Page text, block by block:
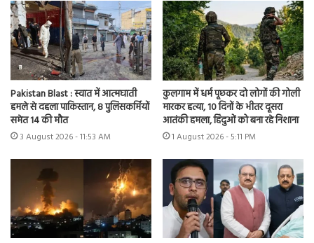
Pakistan Blast : स्वात में आत्मघाती
हमले से दहला पाकिस्तान, 8 पुलिसकर्मियों
समेत 14 की मौत
3 August 2026 - 11:53 AM
कुलगाम में धर्म पूछकर दो लोगों की गोली
मारकर हत्या, 10 दिनों के भीतर दूसरा
आतंकी हमला, हिंदुओं को बना रहे निशाना
1 August 2026 - 5:11 PM